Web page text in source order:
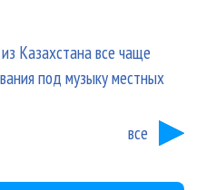
Казахстана все чаще
под музыку местных
все